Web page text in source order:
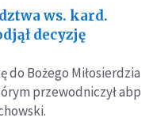
ws. kard.
decyzję
Bożego Miłosierdzia
przewodniczył abp